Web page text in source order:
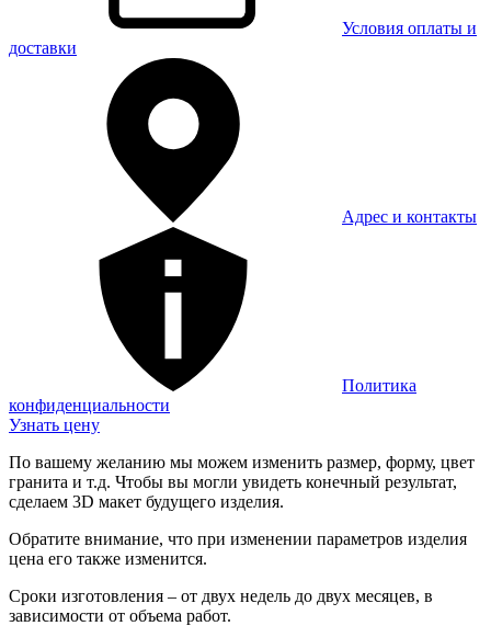
Условия оплаты и
доставки
Адрес и контакты
Политика
конфиденциальности
Узнать цену
По вашему желанию мы можем изменить размер, форму, цвет
гранита и т.д. Чтобы вы могли увидеть конечный результат,
сделаем 3D макет будущего изделия.
Обратите внимание, что при изменении параметров изделия
цена его также изменится.
Сроки изготовления – от двух недель до двух месяцев, в
зависимости от объема работ.